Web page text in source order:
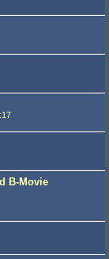
B-Movie